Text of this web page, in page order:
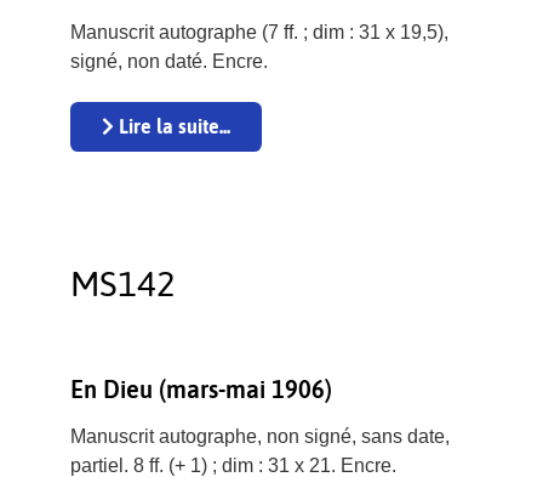
Manuscrit autographe (7 ff. ; dim : 31 x 19,5),
signé, non daté. Encre.
Lire la suite...
MS142
En Dieu (mars-mai 1906)
Manuscrit autographe, non signé, sans date,
partiel. 8 ff. (+ 1) ; dim : 31 x 21. Encre.